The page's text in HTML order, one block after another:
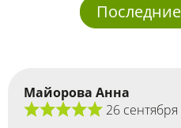
Последние
Майорова Анна
26